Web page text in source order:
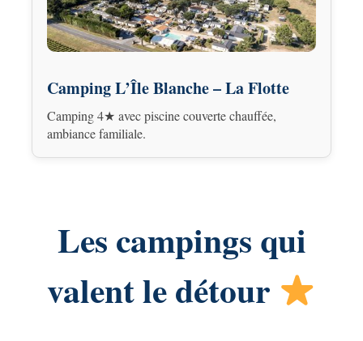
Camping L’Île Blanche – La Flotte
Camping 4★ avec piscine couverte chauffée,
ambiance familiale.
Les campings qui
valent le détour